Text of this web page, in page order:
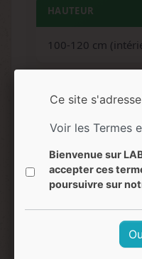
HAUTEUR
100-120 cm
Citron, pin,
SAVEURS
acidulés
Ce site
Voir les Termes
Bienvenue sur
accepter ces
poursuivre sur